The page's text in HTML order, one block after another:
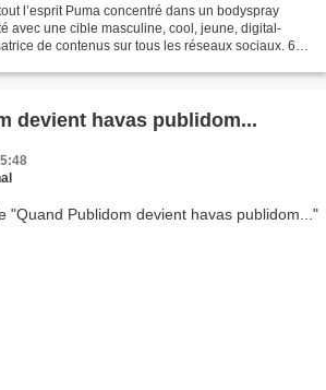
l’esprit Puma concentré dans un bodyspray
avec une cible masculine, cool, jeune, digital-
de contenus sur tous les réseaux sociaux. 6
devient havas publidom...